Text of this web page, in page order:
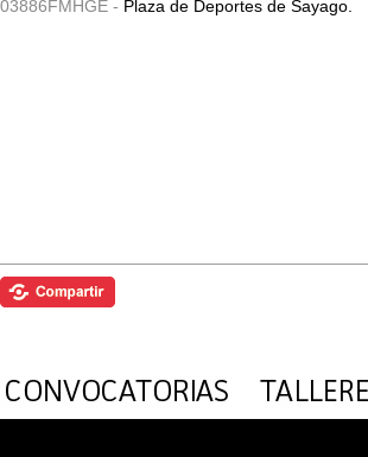
03886FMHGE - Plaza de Deportes de Sayago.